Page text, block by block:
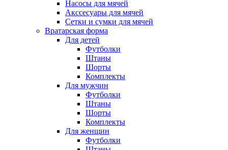
Насосы для мячей
Акссесуары для мячей
Сетки и сумки для мячей
Вратарская форма
Для детей
Футболки
Штаны
Шорты
Комплекты
Для мужчин
Футболки
Штаны
Шорты
Комплекты
Для женщин
Футболки